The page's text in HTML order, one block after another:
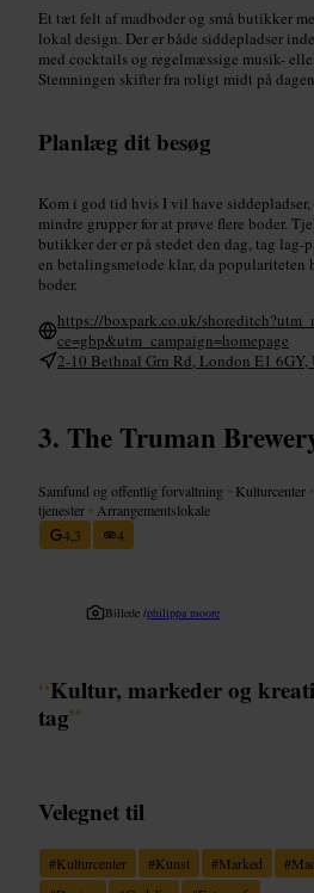
Et tæt felt af madboder og små butikker
lokal design. Der er både siddepladser
med cocktails og regelmæssige musik-
Stemningen skifter fra roligt midt på
Planlæg dit besøg
Kom i god tid hvis I vil have
mindre grupper for at prøve flere boder.
butikker der er på stedet den dag, tag
en betalingsmetode klar, da populariteten
boder.
https://boxpark.co.uk/
ce=gbp&utm_campaign=homepage
2-10 Bethnal Grn Rd, London E1 6GY,
The Truman
Samfund og offentlig forvaltning • Kulturcenter •
tjenester • Arrangementslokale
4,3
4
Billede /philippa moore
“Kultur, markeder og
tag”
Velegnet til
#Kulturcenter #Kunst #Marked #